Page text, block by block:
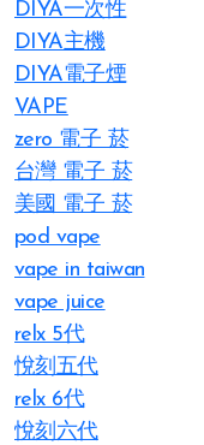
DIYA一次性
DIYA主機
DIYA電子煙
VAPE
zero 電子 菸
台灣 電子 菸
美國 電子 菸
pod vape
vape in taiwan
vape juice
relx 5代
悅刻五代
relx 6代
悅刻六代